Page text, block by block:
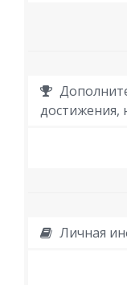
достижения,
Личная